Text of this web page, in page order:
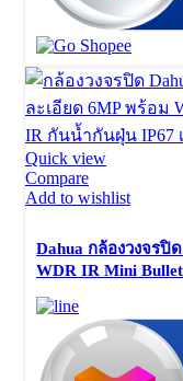
Quick view
Compare
Add to wishlist
Dahua กล้องวงจรปิ
WDR IR Mini